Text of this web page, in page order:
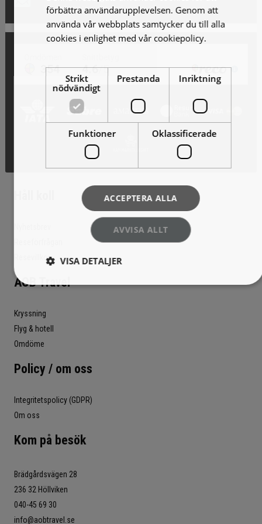
Vi skickar gärna förslag!
Resevillkor
AOB Travel
Kryssning
Flyg & hotell
Omdöme
Policy / om oss
Integritetspolicy (GDPR)
Om oss
Kom på besök
Brädgårdsvägen 28
236 32 Höllviken
040-45 69 30
info@aobtravel.se
förbättra användarupplevelsen. Genom att
använda vår webbplats samtycker du till alla
cookies i enlighet med vår cookiepolicy.
Strikt
nödvändigt
Prestanda Inriktning
Funktioner Oklassificerade
ACCEPTERA ALLA
AVVISA ALLT
VISA DETALJER